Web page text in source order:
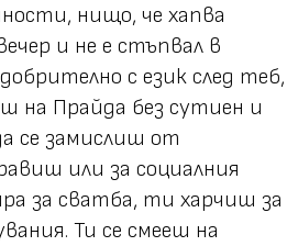
нищо, че хапва
и не е стъпвал в
с език след теб,
на Прайда без сутиен и
се замислиш от
или за социалния
за сватба, ти харчиш за
Ти се смееш на